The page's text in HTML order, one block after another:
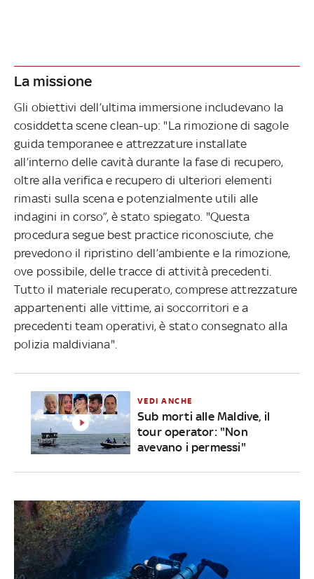
La missione
Gli obiettivi dell’ultima immersione includevano la
cosiddetta scene clean-up: "La rimozione di sagole
guida temporanee e attrezzature installate
all’interno delle cavità durante la fase di recupero,
oltre alla verifica e recupero di ulteriori elementi
rimasti sulla scena e potenzialmente utili alle
indagini in corso”, è stato spiegato. "Questa
procedura segue best practice riconosciute, che
prevedono il ripristino dell’ambiente e la rimozione,
ove possibile, delle tracce di attività precedenti.
Tutto il materiale recuperato, comprese attrezzature
appartenenti alle vittime, ai soccorritori e a
precedenti team operativi, è stato consegnato alla
polizia maldiviana".
VEDI ANCHE
Sub morti alle Maldive, il
tour operator: "Non
avevano i permessi"